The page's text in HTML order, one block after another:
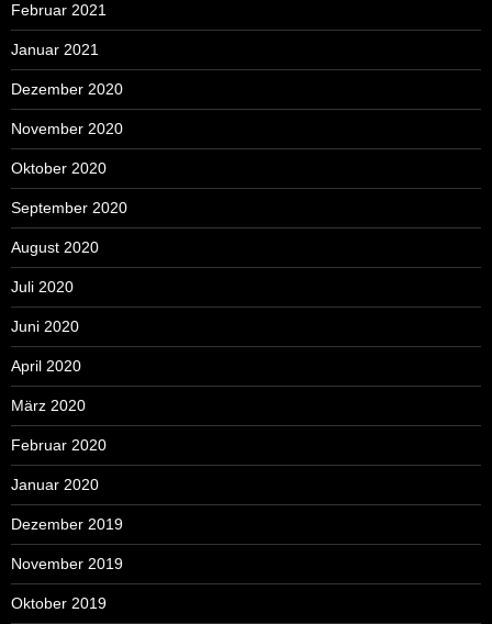
Februar 2021
Januar 2021
Dezember 2020
November 2020
Oktober 2020
September 2020
August 2020
Juli 2020
Juni 2020
April 2020
März 2020
Februar 2020
Januar 2020
Dezember 2019
November 2019
Oktober 2019